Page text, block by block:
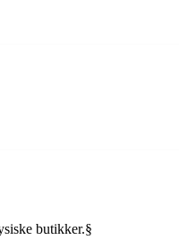
butikker.§